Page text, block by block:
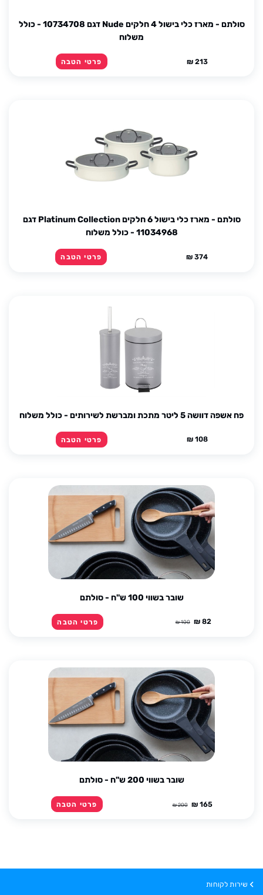
סולתם - מארז כלי בישול 4 חלקים Nude דגם 10734708 - כולל
משלוח
213 ₪ פרטי הטבה
סולתם - מארז כלי בישול 6 חלקים Platinum Collection דגם
11034968 - כולל משלוח
374 ₪ פרטי הטבה
פח אשפה דוושה 5 ליטר מתכת ומברשת לשירותים - כולל משלוח
108 ₪ פרטי הטבה
שובר בשווי 100 ש''ח - סולתם
82 ₪
100 ₪ פרטי הטבה
שובר בשווי 200 ש''ח - סולתם
165 ₪
200 ₪ פרטי הטבה
שירות לקוחות